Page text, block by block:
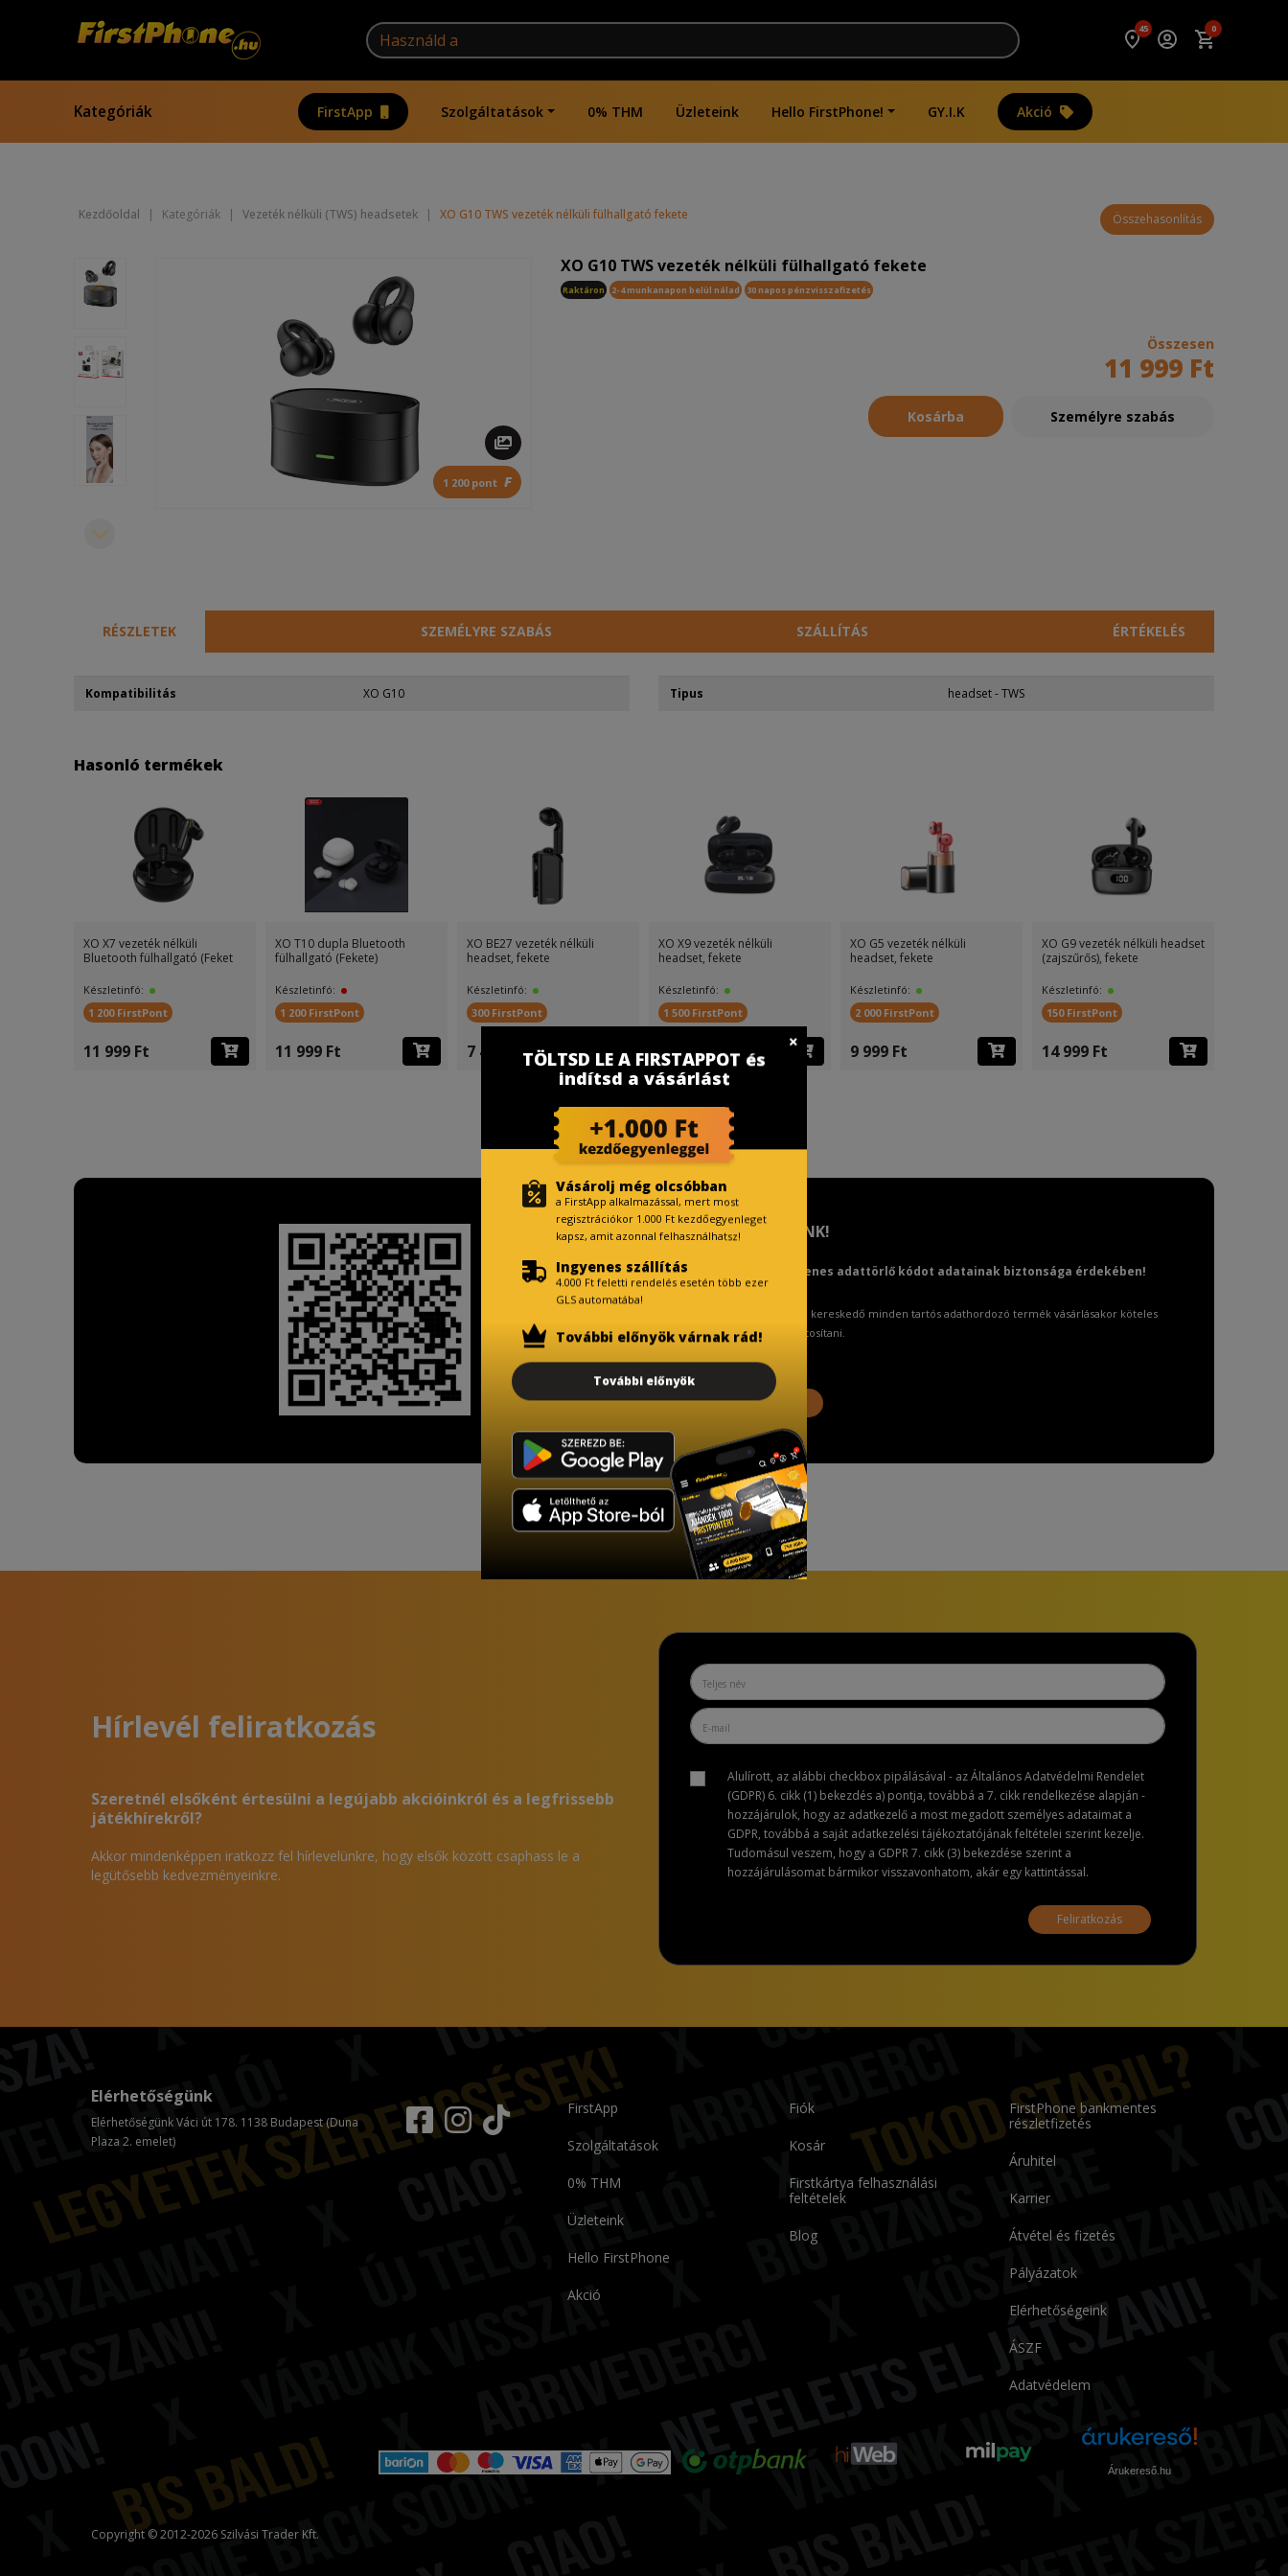
45 0
Kategóriák FirstApp Szolgáltatások 0% THM Üzleteink Hello FirstPhone! GY.I.K Akció
Kezdőoldal | Kategóriák | Vezeték nélküli (TWS) headsetek | XO G10 TWS vezeték nélküli fülhallgató fekete Összehasonlítás
1 200 pont F
XO G10 TWS vezeték nélküli fülhallgató fekete
Raktáron 2-4 munkanapon belül nálad 30 napos pénzvisszafizetés
Összesen
11 999 Ft
Személyre szabás
Kosárba
RÉSZLETEK SZEMÉLYRE SZABÁS SZÁLLÍTÁS ÉRTÉKELÉS
Kompatibilitás XO G10 Tipus headset - TWS
Hasonló termékek
XO X7 vezeték nélküli
Bluetooth fülhallgató (Feket
Készletinfó:
1 200 FirstPont
11 999 Ft
XO T10 dupla Bluetooth
fülhallgató (Fekete)
Készletinfó:
1 200 FirstPont
11 999 Ft
XO BE27 vezeték nélküli
headset, fekete
Készletinfó:
300 FirstPont
7 499 Ft
XO X9 vezeték nélküli
headset, fekete
Készletinfó:
1 500 FirstPont
14 999 Ft
XO G5 vezeték nélküli
headset, fekete
Készletinfó:
2 000 FirstPont
9 999 Ft
XO G9 vezeték nélküli headset
(zajszűrős), fekete
Készletinfó:
150 FirstPont
14 999 Ft
TISZTELT VÁSÁRLÓNK!
Fizetésnél kérje az ingyenes adattörlő kódot adatainak biztonsága érdekében!
A Kormány döntése alapján a kereskedő minden tartós adathordozó termék vásárlásakor köteles
ingyenes adattörlő kódot biztosítani.
További információ
Hírlevél feliratkozás
Szeretnél elsőként értesülni a legújabb akcióinkról és a legfrissebb
játékhírekről?
Akkor mindenképpen iratkozz fel hírlevelünkre, hogy elsők között csaphass le a
legütősebb kedvezményeinkre.
Alulírott, az alábbi checkbox pipálásával - az Általános Adatvédelmi Rendelet
(GDPR) 6. cikk (1) bekezdés a) pontja, továbbá a 7. cikk rendelkezése alapján -
hozzájárulok, hogy az adatkezelő a most megadott személyes adataimat a
GDPR, továbbá a saját adatkezelési tájékoztatójának feltételei szerint kezelje.
Tudomásul veszem, hogy a GDPR 7. cikk (3) bekezdése szerint a
hozzájárulásomat bármikor visszavonhatom, akár egy kattintással.
Feliratkozás
FirstApp
Szolgáltatások
0% THM
Üzleteink
Hello FirstPhone
Akció
Fiók
Kosár
Firstkártya felhasználási
feltételek
Blog
FirstPhone bankmentes
részletfizetés
Áruhitel
Karrier
Átvétel és fizetés
Pályázatok
Elérhetőségeink
ÁSZF
Adatvédelem
Elérhetőségünk
Elérhetőségünk Váci út 178. 1138 Budapest (Duna
Plaza 2. emelet)
Árukereső.hu
Copyright © 2012-2026 Szilvási Trader Kft.
TÖLTSD LE A FIRSTAPPOT és
indítsd a vásárlást
Vásárolj még olcsóbban
a FirstApp alkalmazással, mert most
regisztrációkor 1.000 Ft kezdőegyenleget
kapsz, amit azonnal felhasználhatsz!
Ingyenes szállítás
4.000 Ft feletti rendelés esetén több ezer
GLS automatába!
További előnyök várnak rád!
További előnyök